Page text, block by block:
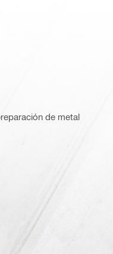
de metal